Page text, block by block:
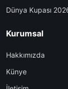
Dünya Kupası
Kurumsal
Hakkımızda
Künye